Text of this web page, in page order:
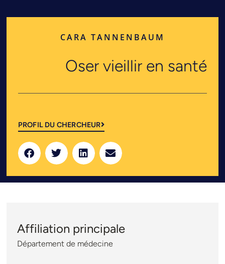
CARA TANNENBAUM
Oser vieillir en santé
PROFIL DU CHERCHEUR
Affiliation principale
Département de médecine